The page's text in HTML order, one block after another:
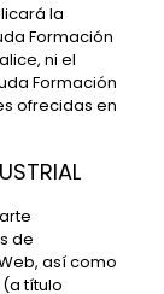
la
Formación
ni el
Formación
ofrecidas en
de
así como
título